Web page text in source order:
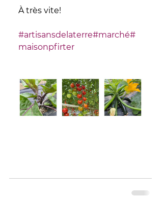
À très vite!
#artisansdelaterre#marché#
maisonpfirter